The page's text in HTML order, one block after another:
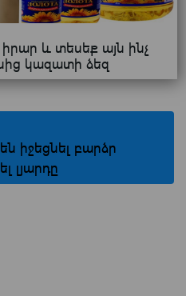
և տեսեք այն ինչ
կազատի ձեզ
իջեցնել բարձր
լյարդը